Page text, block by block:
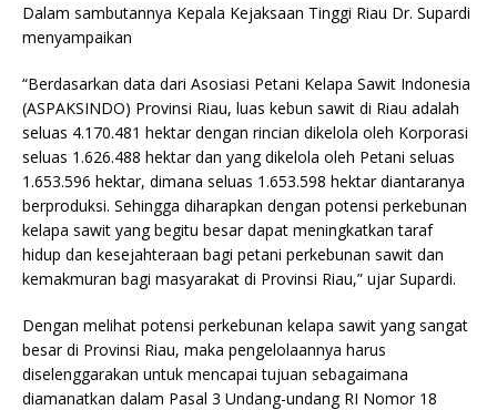
Dalam sambutannya Kepala Kejaksaan Tinggi Riau Dr. Supardi
menyampaikan
“Berdasarkan data dari Asosiasi Petani Kelapa Sawit Indonesia
(ASPAKSINDO) Provinsi Riau, luas kebun sawit di Riau adalah
seluas 4.170.481 hektar dengan rincian dikelola oleh Korporasi
seluas 1.626.488 hektar dan yang dikelola oleh Petani seluas
1.653.596 hektar, dimana seluas 1.653.598 hektar diantaranya
berproduksi. Sehingga diharapkan dengan potensi perkebunan
kelapa sawit yang begitu besar dapat meningkatkan taraf
hidup dan kesejahteraan bagi petani perkebunan sawit dan
kemakmuran bagi masyarakat di Provinsi Riau,” ujar Supardi.
Dengan melihat potensi perkebunan kelapa sawit yang sangat
besar di Provinsi Riau, maka pengelolaannya harus
diselenggarakan untuk mencapai tujuan sebagaimana
diamanatkan dalam Pasal 3 Undang-undang RI Nomor 18